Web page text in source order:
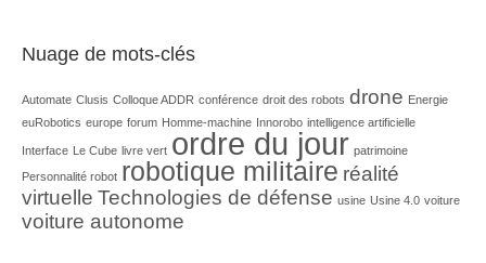
Nuage de mots-clés
Automate Clusis Colloque ADDR conférence droit des robots drone Energie
euRobotics europe forum Homme-machine Innorobo intelligence artificielle
Interface Le Cube livre vert ordre du jour patrimoine
Personnalité robot robotique militaire réalité
virtuelle Technologies de défense usine Usine 4.0 voiture
voiture autonome